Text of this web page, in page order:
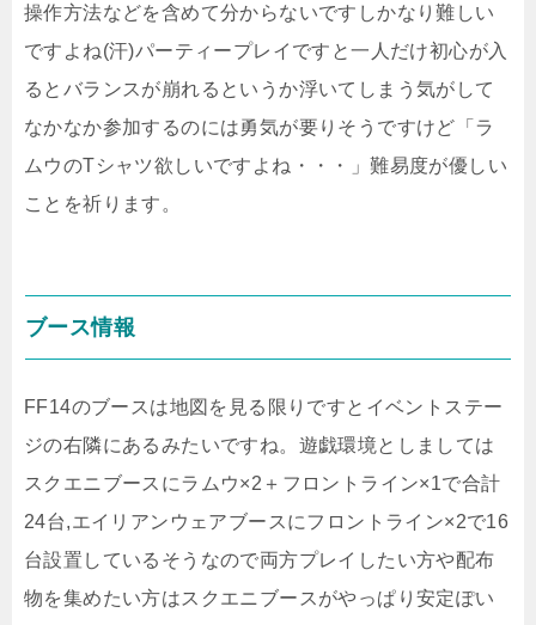
操作方法などを含めて分からないですしかなり難しい
ですよね(汗)パーティープレイですと一人だけ初心が入
るとバランスが崩れるというか浮いてしまう気がして
なかなか参加するのには勇気が要りそうですけど「ラ
ムウのTシャツ欲しいですよね・・・」難易度が優しい
ことを祈ります。
ブース情報
FF14のブースは地図を見る限りですとイベントステー
ジの右隣にあるみたいですね。遊戯環境としましては
スクエニブースにラムウ×2＋フロントライン×1で合計
24台,エイリアンウェアブースにフロントライン×2で16
台設置しているそうなので両方プレイしたい方や配布
物を集めたい方はスクエニブースがやっぱり安定ぽい